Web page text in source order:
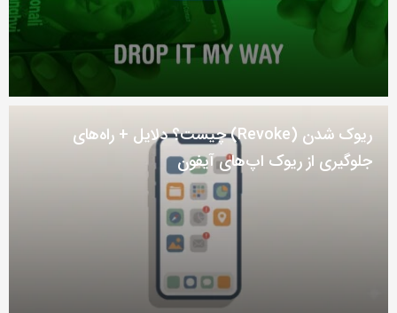
ریوک شدن (Revoke) چیست؟ دلایل + راه‌های
جلوگیری از ریوک اپ‌های آیفون